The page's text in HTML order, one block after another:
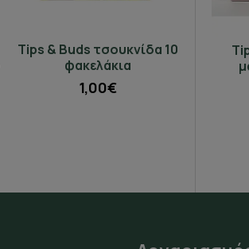
Tips & Buds τσουκνίδα 10
φακελάκια
1,00€
Πικραμύγδαλο πράσινο
τσάι Κίνας (Chinese
Dragon)